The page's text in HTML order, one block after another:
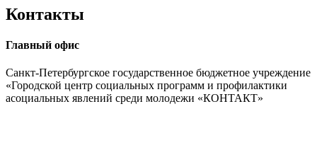
Контакты
Главный офис
Санкт-Петербургское государственное бюджетное учреждение
«Городской центр социальных программ и профилактики
асоциальных явлений среди молодежи «КОНТАКТ»